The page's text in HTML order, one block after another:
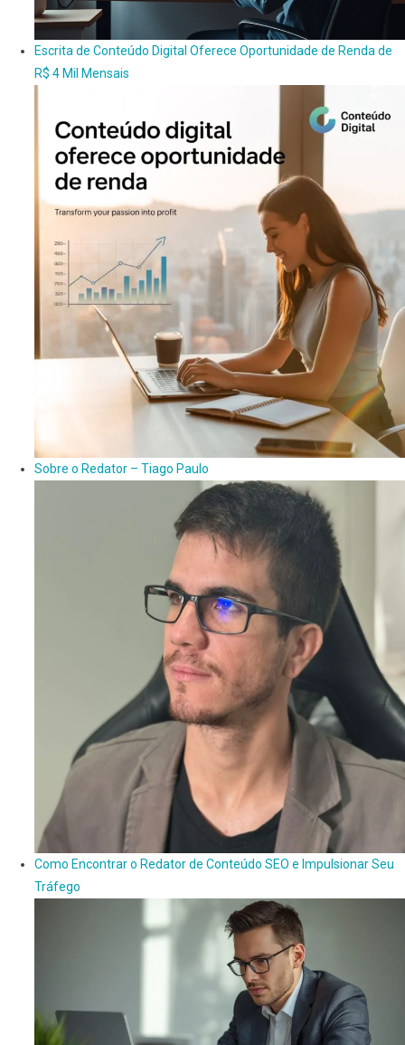
Escrita de Conteúdo Digital Oferece Oportunidade de Renda de
R$ 4 Mil Mensais
Sobre o Redator – Tiago Paulo
Como Encontrar o Redator de Conteúdo SEO e Impulsionar Seu
Tráfego